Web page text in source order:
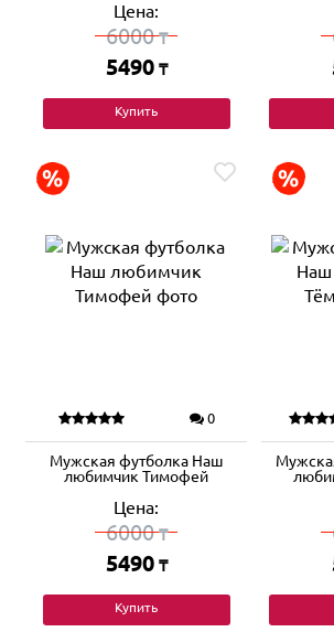
Цена:
6000₸
5490 ₸
Купить
0
Мужская футболка Наш
любимчик Тимофей
Цена:
6000₸
5490 ₸
Купить